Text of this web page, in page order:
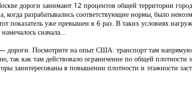
дороги занимают 12 процентов общей территории
разрабатывались соответствующие нормы, было
уже превышен в 6 раз. В таких условиях
сначала...
дороги. Посмотрите на опыт США: транспорт там
как там действовало ограничение по общей плотности
заинтересованы в повышении плотности и этажности